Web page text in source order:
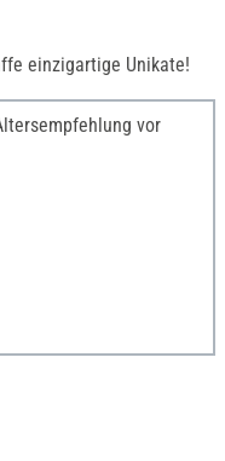
einzigartige Unikate!
vor